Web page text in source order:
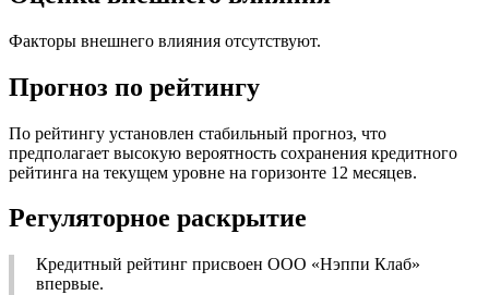
Факторы внешнего влияния отсутствуют.
Прогноз по рейтингу
По рейтингу установлен стабильный прогноз, что
предполагает высокую вероятность сохранения кредитного
рейтинга на текущем уровне на горизонте 12 месяцев.
Регуляторное раскрытие
Кредитный рейтинг присвоен ООО «Нэппи Клаб»
впервые.